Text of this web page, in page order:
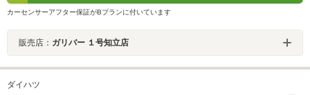
カーセンサーアフター保証がBプランに付いています
販売店： ガリバー １号知立店
ダイハツ